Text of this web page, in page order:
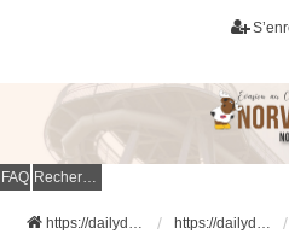
FAQ Rechercher
https://dailydigesthub.com https://dailydigesthub.com